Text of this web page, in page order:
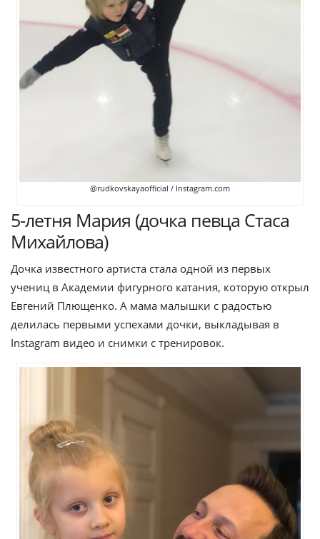
@rudkovskayaofficial / Instagram.com
5-летня Мария (дочка певца Стаса
Михайлова)
Дочка известного артиста стала одной из первых
учениц в Академии фигурного катания, которую открыл
Евгений Плющенко. А мама малышки с радостью
делилась первыми успехами дочки, выкладывая в
Instagram видео и снимки с тренировок.